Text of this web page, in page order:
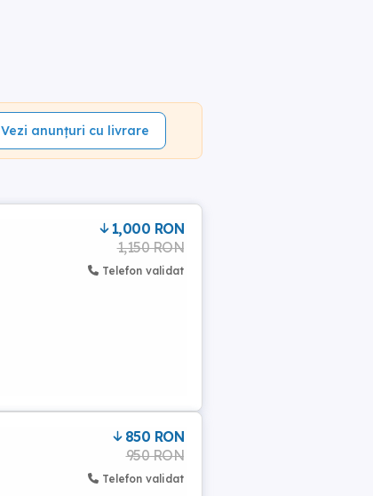
Vezi anunțuri cu livrare
1,000 RON
1,150 RON
Telefon validat
850 RON
950 RON
Telefon validat